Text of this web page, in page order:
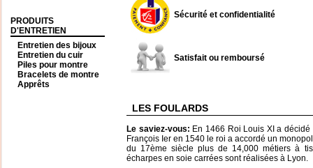
PRODUITS
D'ENTRETIEN
Entretien des bijoux
Entretien du cuir
Piles pour montre
Bracelets de montre
Apprêts
Sécurité et confidentialité
Satisfait ou remboursé
LES FOULARDS
Le saviez-vous: En 1466 Roi Louis XI a
François Ier en 1540 le roi a accordé un
du 17ème siècle plus de 14,000 métiers à
écharpes en soie carrées sont réalisées à Lyon.